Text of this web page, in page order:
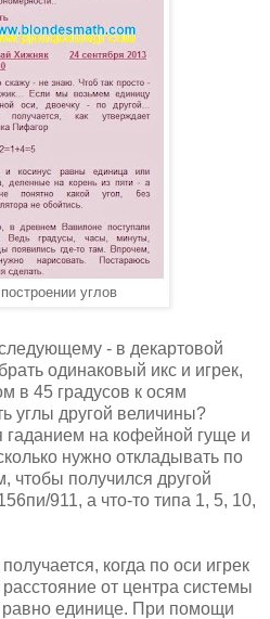
углов
- в декартовой
одинаковый икс и игрек,
в 45 градусов к осям
углы другой величины?
гаданием на кофейной гуще и
нужно откладывать по
чтобы получился другой
911, а что-то типа 1, 5, 10,
когда по оси игрек
от центра системы
равно единице. При помощи